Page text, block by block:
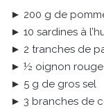
► 200 g de
► 10 sardines à
► 2 tranches de
► ½ oignon rouge
► 5 g de gros sel
► 3 branches de